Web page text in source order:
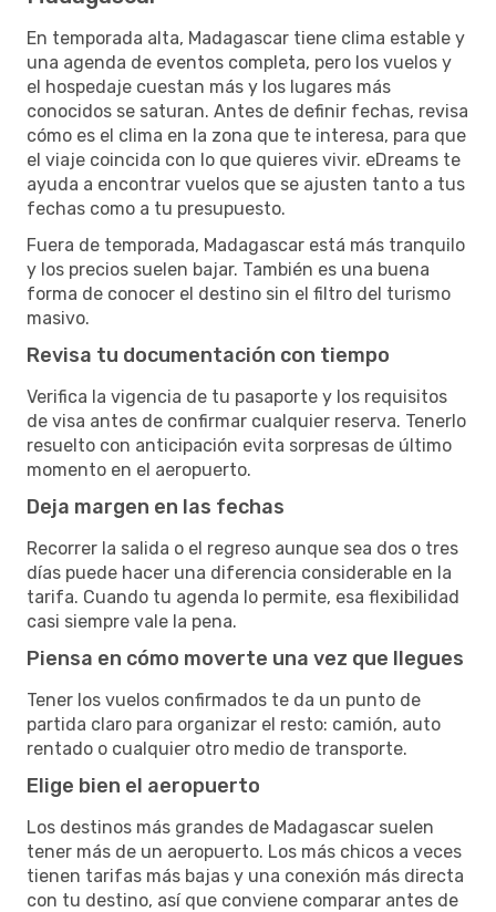
En temporada alta, Madagascar tiene clima estable y
una agenda de eventos completa, pero los vuelos y
el hospedaje cuestan más y los lugares más
conocidos se saturan. Antes de definir fechas, revisa
cómo es el clima en la zona que te interesa, para que
el viaje coincida con lo que quieres vivir. eDreams te
ayuda a encontrar vuelos que se ajusten tanto a tus
fechas como a tu presupuesto.
Fuera de temporada, Madagascar está más tranquilo
y los precios suelen bajar. También es una buena
forma de conocer el destino sin el filtro del turismo
masivo.
Revisa tu documentación con tiempo
Verifica la vigencia de tu pasaporte y los requisitos
de visa antes de confirmar cualquier reserva. Tenerlo
resuelto con anticipación evita sorpresas de último
momento en el aeropuerto.
Deja margen en las fechas
Recorrer la salida o el regreso aunque sea dos o tres
días puede hacer una diferencia considerable en la
tarifa. Cuando tu agenda lo permite, esa flexibilidad
casi siempre vale la pena.
Piensa en cómo moverte una vez que llegues
Tener los vuelos confirmados te da un punto de
partida claro para organizar el resto: camión, auto
rentado o cualquier otro medio de transporte.
Elige bien el aeropuerto
Los destinos más grandes de Madagascar suelen
tener más de un aeropuerto. Los más chicos a veces
tienen tarifas más bajas y una conexión más directa
con tu destino, así que conviene comparar antes de